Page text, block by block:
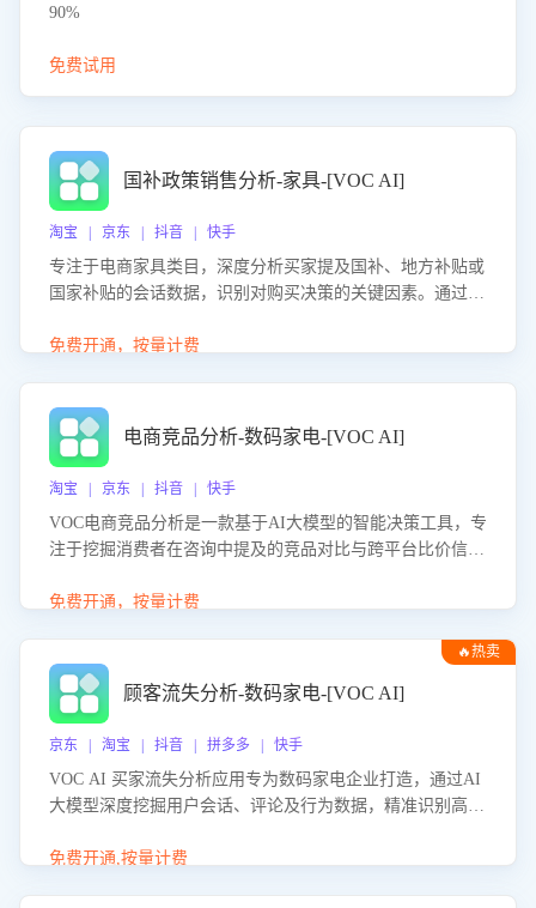
90%
免费试用
国补政策销售分析-家具-[VOC AI]
淘宝 | 京东 | 抖音 | 快手
专注于电商家具类目，深度分析买家提及国补、地方补贴或
国家补贴的会话数据，识别对购买决策的关键因素。通过AI
化策略，助力商家利用国补政策提升GMV。
免费开通，按量计费
电商竞品分析-数码家电-[VOC AI]
淘宝 | 京东 | 抖音 | 快手
VOC电商竞品分析是一款基于AI大模型的智能决策工具，专
注于挖掘消费者在咨询中提及的竞品对比与跨平台比价信
商品信息，进行多维度交叉对比，并分析消费者的比价行
企业优化营销话术、突出产品与服务优势，有效提升咨询转
化率，避免陷入单纯价格竞争，实现精准扬长避短。
免费开通，按量计费
🔥热卖
顾客流失分析-数码家电-[VOC AI]
京东 | 淘宝 | 抖音 | 拼多多 | 快手
VOC AI 买家流失分析应用专为数码家电企业打造，通过AI
大模型深度挖掘用户会话、评论及行为数据，精准识别高流
应延迟、竞品价格冲击等。系统自动输出可落地的挽回策
免费开通,按量计费